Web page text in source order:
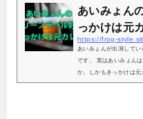
あいみょん
っかけは元
https://frog-
あいみょんが出演して
です。 実はあいみょん
か。しかもきっかけは
ではその辺りを、あい